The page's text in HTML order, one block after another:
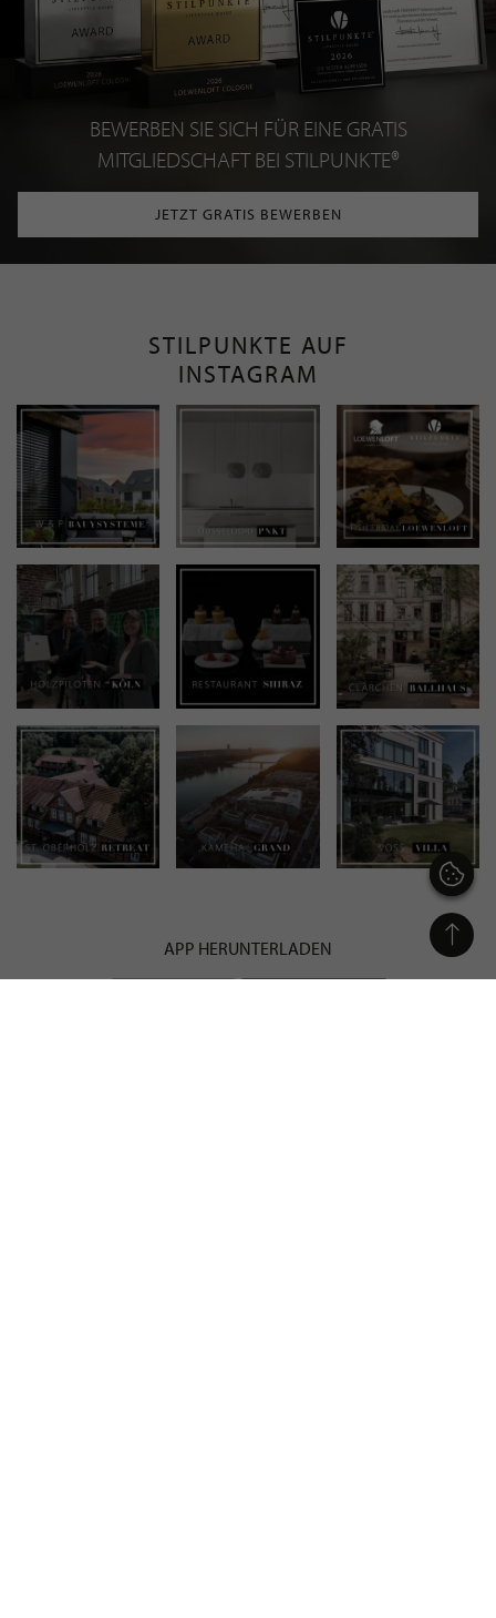
BEWERBEN SIE SICH FÜR EINE GRATIS
MITGLIEDSCHAFT BEI STILPUNKTE®
JETZT GRATIS BEWERBEN
STILPUNKTE AUF
INSTAGRAM
APP HERUNTERLADEN